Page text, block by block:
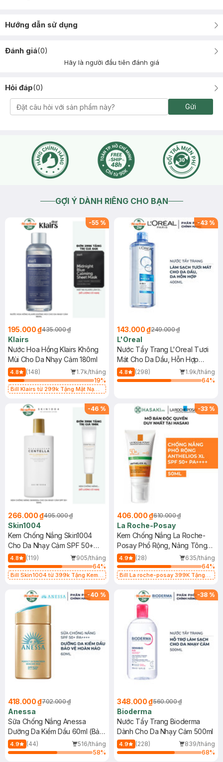
Hướng dẫn sử dụng
Đánh giá(0)
Hãy là người đầu tiên đánh giá
Hỏi đáp(0)
Gửi
GỢI Ý DÀNH RIÊNG CHO BẠN
-55 %
195.000 ₫435.000 ₫
Klairs
Nước Hoa Hồng Klairs Không
Mùi Cho Da Nhạy Cảm 180ml
4.8 (148)
1.7k/tháng
19%
Bill Klairs từ 299k Tặng Mặt Nạ
25ml (SL Có Hạn)
-43 %
143.000 ₫249.000 ₫
L'Oreal
Nước Tẩy Trang L'Oreal Tươi
Mát Cho Da Dầu, Hỗn Hợp
400ml
4.8 (298)
1.9k/tháng
64%
-46 %
266.000 ₫495.000 ₫
Skin1004
Kem Chống Nắng Skin1004
Cho Da Nhạy Cảm SPF 50+
50ml
4.8 (119)
905/tháng
64%
Bill Skin1004 từ 399k Tặng Kem
SPF 50+ 20ml (SL Có Hạn)
-33 %
406.000 ₫610.000 ₫
La Roche-Posay
Kem Chống Nắng La Roche-
Posay Phổ Rộng, Nâng Tông
Kiềm Dầu 50ml
4.9 (28)
635/tháng
64%
Bill La roche-posay 399K Tặng
(SL có hạn)
-40 %
418.000 ₫702.000 ₫
Anessa
Sữa Chống Nắng Anessa
Dưỡng Da Kiềm Dầu 60ml (Bản
Mới)
4.9 (44)
516/tháng
58%
-38 %
348.000 ₫560.000 ₫
Bioderma
Nước Tẩy Trang Bioderma
Dành Cho Da Nhạy Cảm 500ml
4.9 (228)
839/tháng
68%